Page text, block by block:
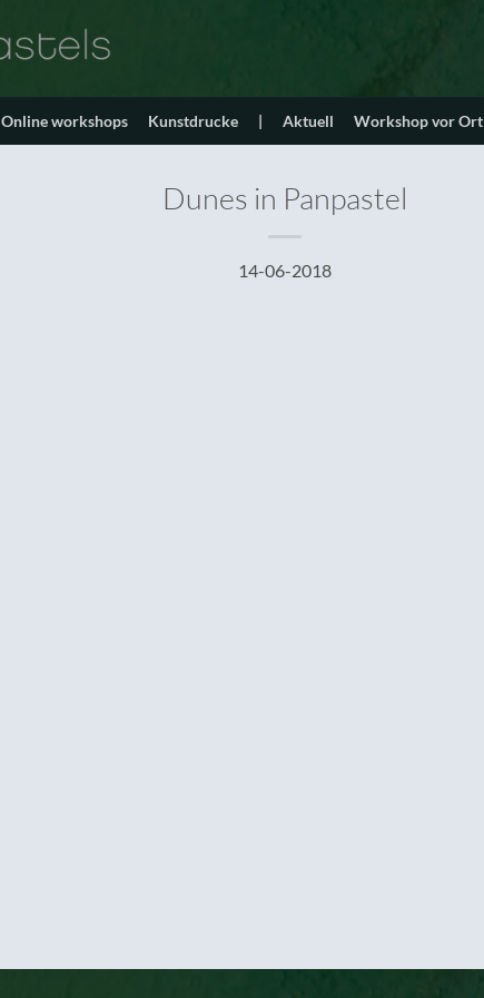
Online workshops Kunstdrucke | Aktuell Workshop vor Ort
Dunes in Panpastel
14-06-2018